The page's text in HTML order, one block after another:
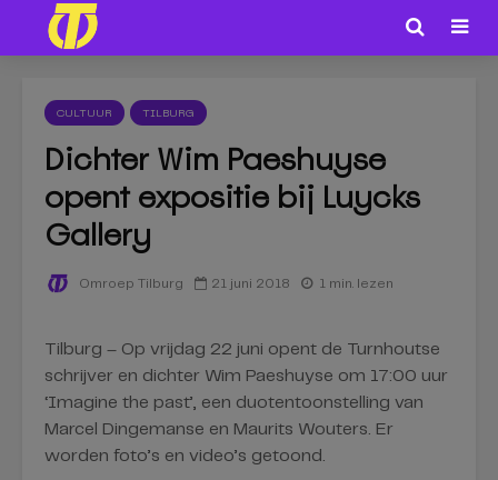
CULTUUR TILBURG
Dichter Wim Paeshuyse
opent expositie bij Luycks
Gallery
Omroep Tilburg 21 juni 2018 1 min. lezen
Tilburg – Op vrijdag 22 juni opent de Turnhoutse
schrijver en dichter Wim Paeshuyse om 17:00 uur
‘Imagine the past’, een duotentoonstelling van
Marcel Dingemanse en Maurits Wouters. Er
worden foto’s en video’s getoond.